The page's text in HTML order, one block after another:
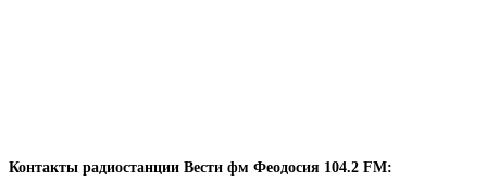
Контакты радиостанции Вести фм Феодосия 104.2 FM: